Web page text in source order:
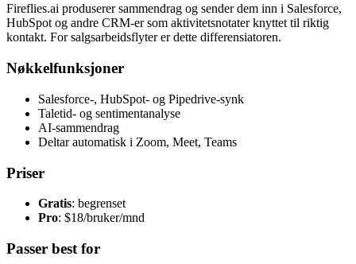
Fireflies.ai produserer sammendrag og sender dem inn i Salesforce,
HubSpot og andre CRM-er som aktivitetsnotater knyttet til riktig
kontakt. For salgsarbeidsflyter er dette differensiatoren.
Nøkkelfunksjoner
Salesforce-, HubSpot- og Pipedrive-synk
Taletid- og sentimentanalyse
AI-sammendrag
Deltar automatisk i Zoom, Meet, Teams
Priser
Gratis: begrenset
Pro: $18/bruker/mnd
Passer best for